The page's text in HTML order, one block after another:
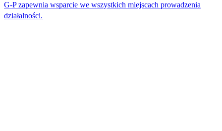
G-P zapewnia wsparcie we wszystkich miejscach prowadzenia
działalności.​​